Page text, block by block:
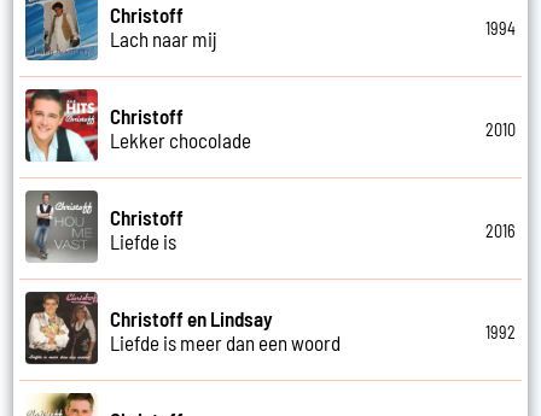
Christoff
Lach naar mij
1994
Christoff
Lekker chocolade
2010
Christoff
Liefde is
2016
Christoff en Lindsay
Liefde is meer dan een woord
1992